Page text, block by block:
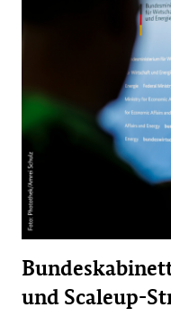
und Scaleup-